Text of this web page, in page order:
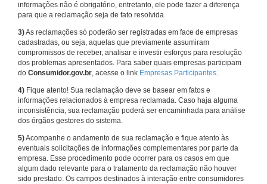
informações não é obrigatório, entretanto, ele pode fazer a diferença
para que a reclamação seja de fato resolvida.
3)As reclamações só poderão ser registradas em face de empresas
cadastradas, ou seja, aquelas que previamente assumiram
compromissos de receber, analisar e investir esforços para resolução
dos problemas apresentados. Para saber quais empresas participam
do Consumidor.gov.br, acesse o link Empresas Participantes.
4) Fique atento! Sua reclamação deve se basear em fatos e
informações relacionados à empresa reclamada. Caso haja alguma
inconsistência, sua reclamação poderá ser encaminhada para análise
dos órgãos gestores do sistema.
5)Acompanhe o andamento de sua reclamação e fique atento às
eventuais solicitações de informações complementares por parte da
empresa. Esse procedimento pode ocorrer para os casos em que
algum dado relevante para o tratamento da reclamação não houver
sido prestado. Os campos destinados à interação entre consumidores